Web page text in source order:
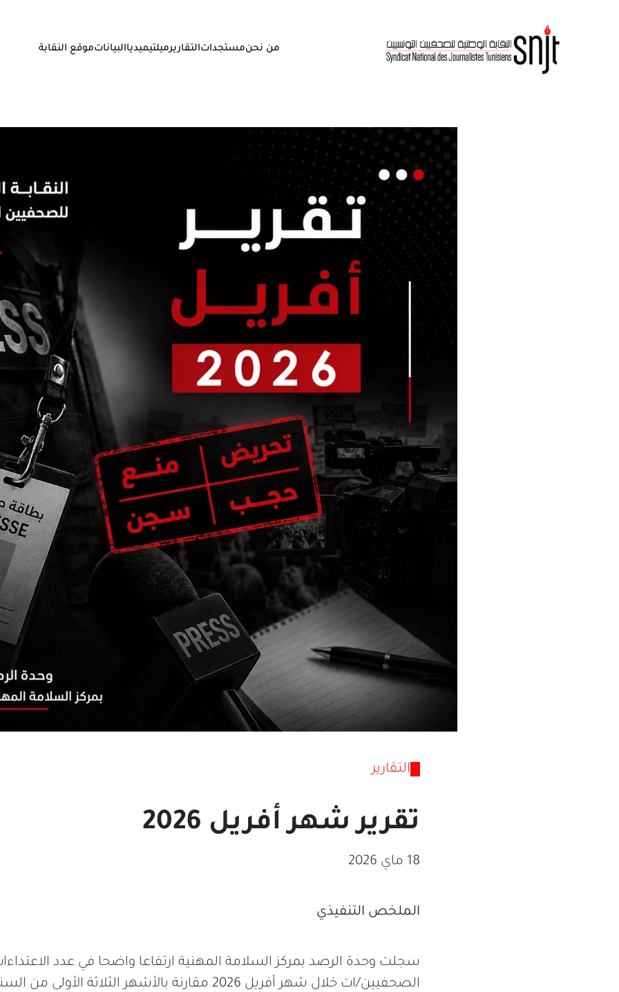
من نحنمستجداتالتقاريرميلتيميدياالبياناتموقع النقابة
التقارير
تقرير شهر أفريل 2026
18 ماي 2026
الملخص التنفيذي
سجلت وحدة الرصد بمركز السلامة المهنية ارتفاعا واضحا في عدد
الصحفيين/ات خلال شهر أفريل 2026 مقارنة بالأشهر الثلاثة